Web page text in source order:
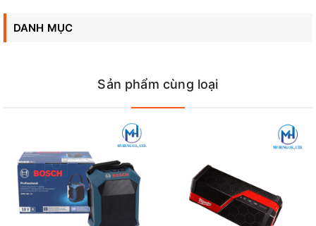
Máy nghe nhạc, Radio công trình Bosch GML 50 sở hữu kết cấu
khung sườn hầm hố, mang lại giải pháp giải trí đỉnh cao cho môi
trường xây dựng
DANH MỤC
Sản phẩm cùng loại